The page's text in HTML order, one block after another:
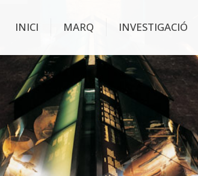
INICI MARQ INVESTIGACIÓ